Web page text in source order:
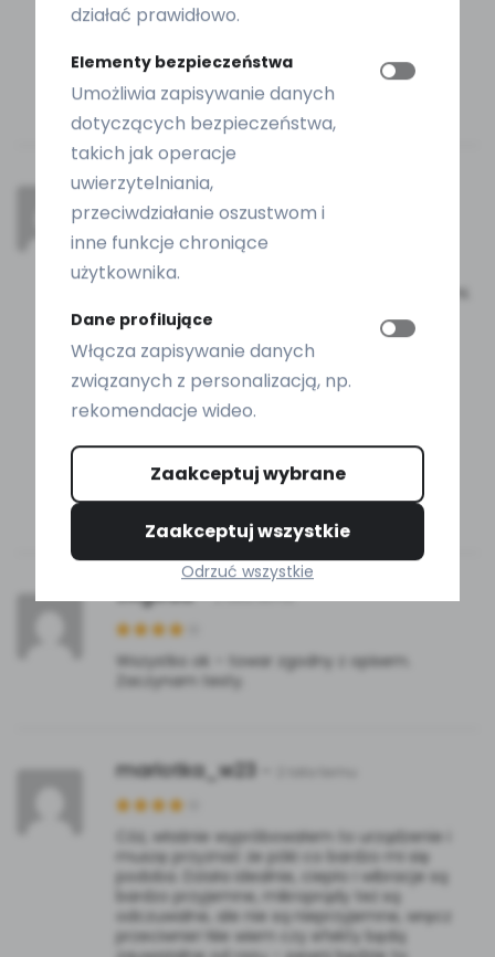
Nat – 2 lata temu
Wieczorem używam funkcji czyszczenia,
potem światło czerwone (przez maskę lub
żel), potem światło niebieskie z mikroprądami.
Rano używam światła zielonego. Wyniki
zobaczymy później.
Wszystko ok – towar zgodny z opisem.
Zaczynam testy.
marlotka_w23
Cóż, właśnie wypróbowałem to urządzenie i
muszę przyznać że póki co bardzo mi się
podoba. Działa idealnie, ciepło i wibracje są
bardzo przyjemne, mikroprądy też są
odczuwalne, ale nie są nieprzyjemne, wręcz
przeciwnie! Nie wiem czy efekty będą
działać prawidłowo.
Elementy bezpieczeństwa
Umożliwia zapisywanie danych
dotyczących bezpieczeństwa,
takich jak operacje
uwierzytelniania,
przeciwdziałanie oszustwom i
inne funkcje chroniące
użytkownika.
Dane profilujące
Włącza zapisywanie danych
związanych z personalizacją, np.
rekomendacje wideo.
Zaakceptuj wybrane
Zaakceptuj wszystkie
Odrzuć wszystkie